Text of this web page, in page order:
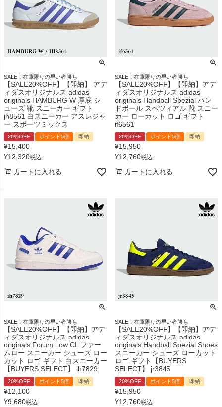
SALE！在庫限りの早い者勝ち
【SALE20%OFF】【即納】 アデ
ィダスオリジナルス adidas
originals HAMBURG W 厚底 シ
ューズ 靴 スニーカー ギフト
jh8561 白スニーカー アスレジャ
ー スポーツミックス
20%OFF ポイント5倍 即納
¥15,400
¥12,320税込
カートに入れる
SALE！在庫限りの早い者勝ち
【SALE20%OFF】【即納】アデ
ィダスオリジナルス adidas
originals Handball Spezial ハン
ドボール スペツィアル 靴 スニー
カー ローカット ロゴ ギフト
if6561
20%OFF ポイント5倍 即納
¥15,950
¥12,760税込
カートに入れる
SALE！在庫限りの早い者勝ち
【SALE20%OFF】【即納】アデ
ィダスオリジナルス adidas
originals Forum Low CL ファー
ムロー スニーカー シューズ ロー
カット ロゴ ギフト 白スニーカー
【BUYERS SELECT】 ih7829
20%OFF ポイント5倍 即納
¥12,100
¥9,680税込
SALE！在庫限りの早い者勝ち
【SALE20%OFF】【即納】アデ
ィダスオリジナルス adidas
originals Handball Spezial Shoes
スニーカー シューズ ローカット
ロゴ ギフト【BUYERS
SELECT】 jr3845
20%OFF ポイント5倍 即納
¥15,950
¥12,760税込